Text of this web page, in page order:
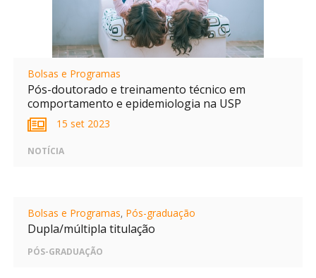
Bolsas e Programas
Pós-doutorado e treinamento técnico em
comportamento e epidemiologia na USP
15 set 2023
NOTÍCIA
Bolsas e Programas, Pós-graduação
Dupla/múltipla titulação
PÓS-GRADUAÇÃO